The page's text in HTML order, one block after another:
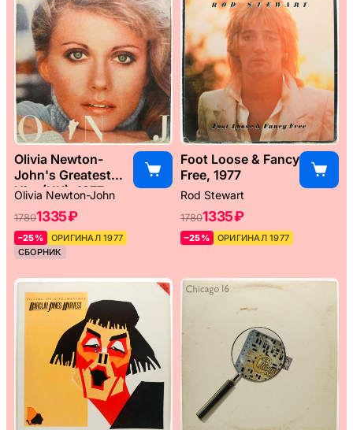
Olivia Newton-
John's Greatest
Hits (UK), 1977
Olivia Newton-John
17801335 ₽
–25%
ОРИГИНАЛ 1977
СБОРНИК
Foot Loose & Fancy
Free, 1977
Rod Stewart
17801335 ₽
–25% ОРИГИНАЛ 1977